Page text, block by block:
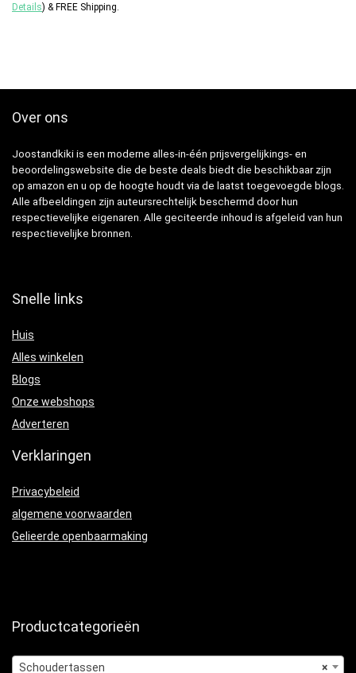
Details) & FREE Shipping
Over ons
Joostandkiki is een moderne alles-in-één prijsvergelijkings- en
beoordelingswebsite die de beste deals biedt die beschikbaar zijn
op amazon en u op de hoogte houdt via de laatst toegevoegde blogs.
Alle afbeeldingen zijn auteursrechtelijk beschermd door hun
respectievelijke eigenaren. Alle geciteerde inhoud is afgeleid van hun
respectievelijke bronnen.
Snelle links
Huis
Alles winkelen
Blogs
Onze webshops
Adverteren
Verklaringen
Privacybeleid
algemene voorwaarden
Gelieerde openbaarmaking
Productcategorieën
×
Schoudertassen